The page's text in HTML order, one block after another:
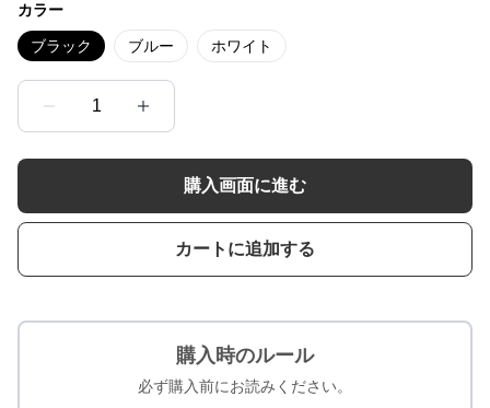
カラー
ブラック ブルー ホワイト
1
購入画面に進む
カートに追加する
購入時のルール
必ず購入前にお読みください。